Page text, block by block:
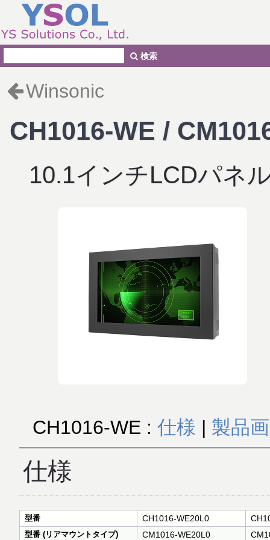
Winsonic
CH1016-WE /
10.1インチLCDパネ
CH1016-WE : 仕様 | 製品
仕様
型番 CH1016-WE20L0
型番 (リアマウントタイプ) CM1016-WE20L0
検索